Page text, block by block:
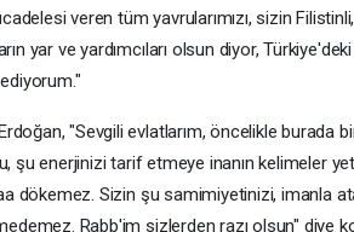
veren tüm yavrularımızı, sizin
yar ve yardımcıları olsun diyor,
"Sevgili evlatlarım, öncelikle burada
şu enerjinizi tarif etmeye inanın kelimeler
dökemez. Sizin şu samimiyetinizi, imanla
Rabb'im sizlerden razı olsun" diye